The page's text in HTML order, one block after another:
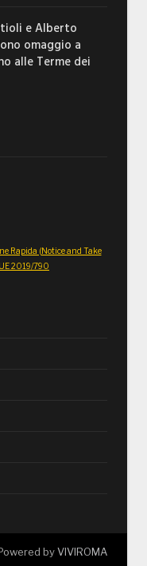
e Alberto
omaggio a
alle Terme dei
Rapida (Notice and Take
2019/790
byVIVIROMA